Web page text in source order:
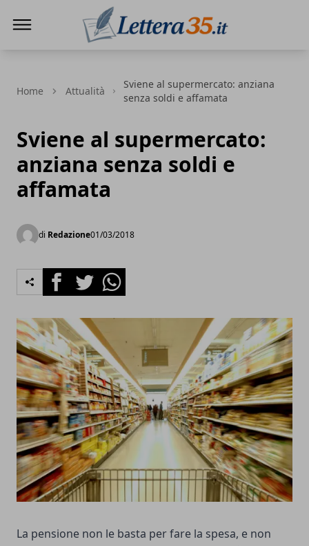
Home Attualità
Sviene al supermercato: anziana
senza soldi e affamata
Sviene al supermercato:
anziana senza soldi e
affamata
di Redazione01/03/2018
FacebookTwitterWhatsapp
La pensione non le basta per fare la spesa, e non